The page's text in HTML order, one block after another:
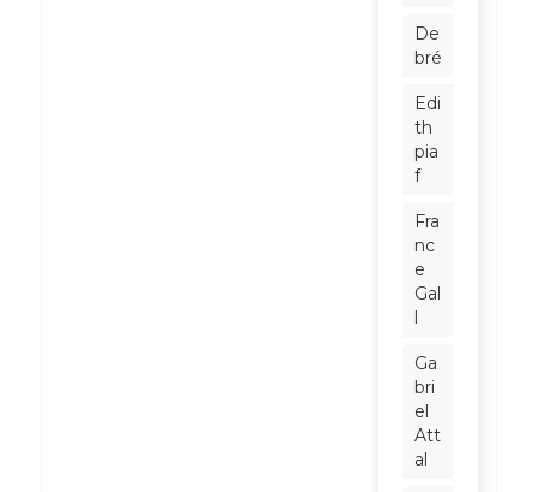
De
bré
Edi
th
pia
f
Fra
nc
e
Gal
l
Ga
bri
el
Att
al